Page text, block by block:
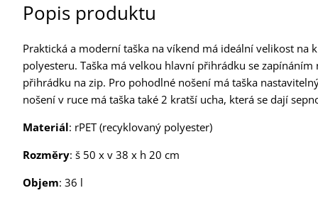
Popis produktu
Praktická a moderní taška na víkend má ideální velikost na
polyesteru. Taška má velkou hlavní přihrádku se
přihrádku na zip. Pro pohodlné nošení má taška
nošení v ruce má taška také 2 kratší ucha, která se dají
Materiál: rPET (recyklovaný polyester)
Rozměry: š 50 x v 38 x h 20 cm
Objem: 36 l